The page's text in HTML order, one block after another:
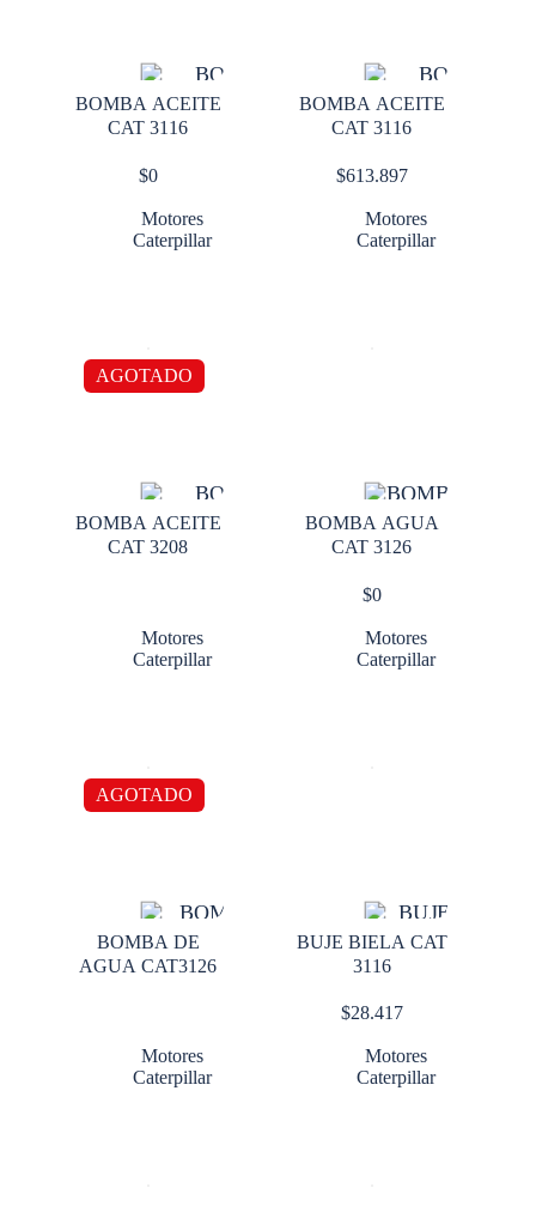
BOMBA ACEITE
CAT 3116
$0
Motores
Caterpillar
BOMBA ACEITE
CAT 3116
$613.897
Motores
Caterpillar
AGOTADO
BOMBA ACEITE
CAT 3208
Motores
Caterpillar
BOMBA AGUA
CAT 3126
$0
Motores
Caterpillar
AGOTADO
BOMBA DE
AGUA CAT3126
Motores
Caterpillar
BUJE BIELA CAT
3116
$28.417
Motores
Caterpillar